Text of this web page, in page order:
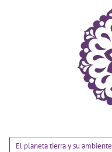
El planeta tierra y su ambiente